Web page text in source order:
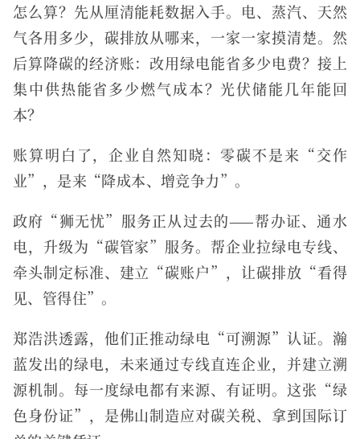
怎么算？先从厘清能耗数据入手。电、蒸汽、天然
气各用多少，碳排放从哪来，一家一家摸清楚。然
后算降碳的经济账：改用绿电能省多少电费？接上
集中供热能省多少燃气成本？光伏储能几年能回
本？
账算明白了，企业自然知晓：零碳不是来“交作
业”，是来“降成本、增竞争力”。
政府“狮无忧”服务正从过去的——帮办证、通水
电，升级为“碳管家”服务。帮企业拉绿电专线、
牵头制定标准、建立“碳账户”，让碳排放“看得
见、管得住”。
郑浩洪透露，他们正推动绿电“可溯源”认证。瀚
蓝发出的绿电，未来通过专线直连企业，并建立溯
源机制。每一度绿电都有来源、有证明。这张“绿
色身份证”，是佛山制造应对碳关税、拿到国际订